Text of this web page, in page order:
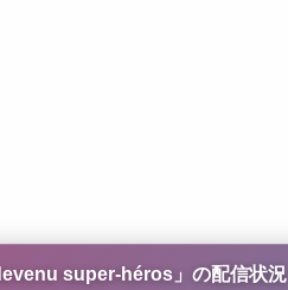
super-héros」の配信状況